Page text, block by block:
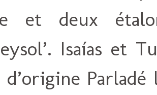
et deux
Isaías et
d’origine